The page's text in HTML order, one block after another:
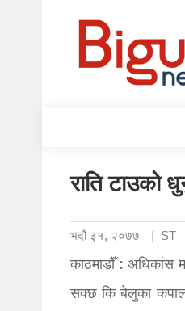
राति टाउको
भदौ ३१, २०७७ ST
काठमाडौँ : अधिकांस
सक्छ कि बेलुका कपाल